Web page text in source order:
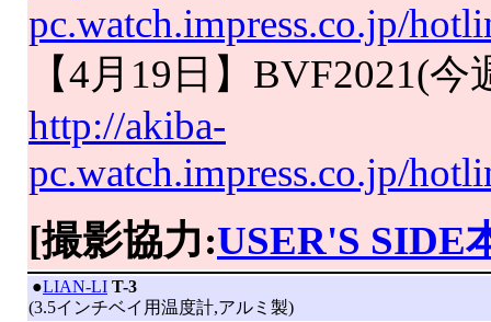
pc.watch.impress.co.jp/
【4月19日】BVF2021(
http://akiba-
pc.watch.impress.co.jp/
[撮影協力:USER'S SIDE
●LIAN-LI T-3
(3.5インチベイ用温度計,アルミ製)